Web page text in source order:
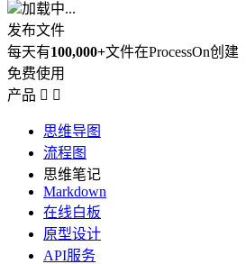
加载中...
发布文件
每天有100,000+文件在ProcessOn创建
免费使用
产品  
思维导图
流程图
思维笔记
Markdown
在线白板
原型设计
API服务